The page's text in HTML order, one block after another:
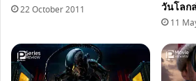
22 October 2011
วันโลก
11